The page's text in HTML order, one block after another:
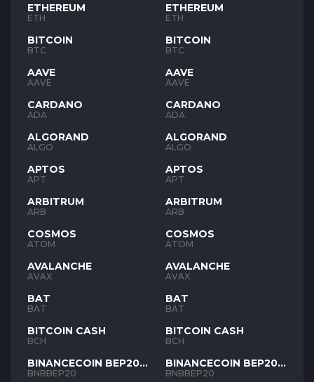
ETHEREUM
ETH
BITCOIN
BTC
AAVE
AAVE
CARDANO
ADA
ALGORAND
ALGO
APTOS
APT
ARBITRUM
ARB
COSMOS
ATOM
AVALANCHE
AVAX
BAT
BAT
BITCOIN CASH
BCH
BINANCECOIN BEP20
BNB
BNBBEP20
ETHEREUM
ETH
BITCOIN
BTC
AAVE
AAVE
CARDANO
ADA
ALGORAND
ALGO
APTOS
APT
ARBITRUM
ARB
COSMOS
ATOM
AVALANCHE
AVAX
BAT
BAT
BITCOIN CASH
BCH
BINANCECOIN BEP20
BNB
BNBBEP20